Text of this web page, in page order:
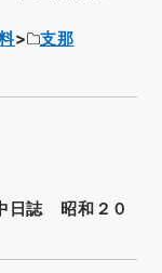
支那
日誌 昭和２０